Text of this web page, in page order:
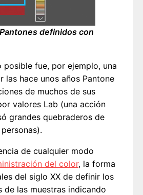
definidos con
posible fue, por ejemplo, una
las hace unos años Pantone
de muchos de sus
valores Lab (una acción
grandes quebraderos de
de cualquier modo
del color, la forma
del siglo XX de definir los
de las muestras indicando